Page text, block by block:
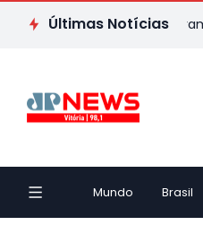
Últimas Notícias
veja passeios e programação
Mundo Brasil